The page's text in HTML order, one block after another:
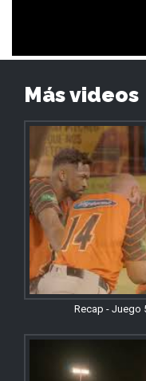
Más videos
Recap - Juego